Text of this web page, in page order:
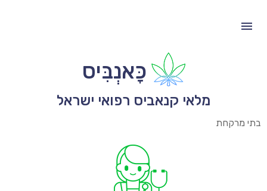
כָּאנְבִּיס
מלאי קנאביס רפואי ישראל
בתי מרקחת